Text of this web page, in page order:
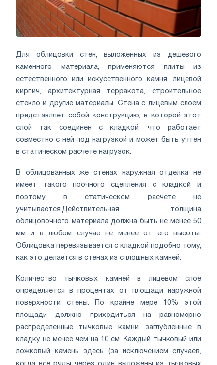
Для облицовки стен, выложенных из дешевого
каменного материала, применяются плиты из
естественного или искусственного камня, лицевой
кирпич, архитектурная терракота, строительное
стекло и другие материалы. Стена с лицевым слоем
представляет собой конструкцию, в которой этот
слой так соединен с кладкой, что работает
совместно с ней под нагрузкой и может быть учтен
в статическом расчете нагрузок.
В облицованных же стенах наружная отделка не
имеет такого прочного сцепления с кладкой и
поэтому в статическом расчете не
учитывается. Действительная толщина
облицовочного материала должна быть не менее 50
мм и в любом случае не менее от его высоты.
Облицовка перевязывается с кладкой подобно тому,
как это делается в стенах из сплошных камней.
Количество тычковых камней в лицевом слое
определяется в процентах от площади наружной
поверхности стены. По крайне мере 10% этой
площади должно приходиться на равномерно
распределенные тычковые камни, заглубленные в
кладку не менее чем на 10 см. Каждый тычковый или
ложковый камень здесь (за исключением случаев,
когда все ряды через один выложены из тычковых